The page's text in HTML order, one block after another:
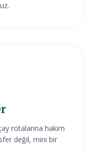
rotalarına hakim
değil, mini bir